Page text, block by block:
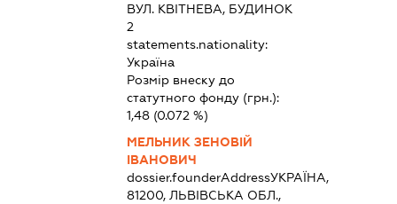
ВУЛ. КВІТНЕВА, БУДИНОК
2
statements.nationality:
Україна
Розмір внеску до
статутного фонду (грн.):
1,48(0.072 %)
МЕЛЬНИК ЗЕНОВІЙ
ІВАНОВИЧ
dossier.founderAddressУКРАЇНА,
81200, ЛЬВІВСЬКА ОБЛ.,